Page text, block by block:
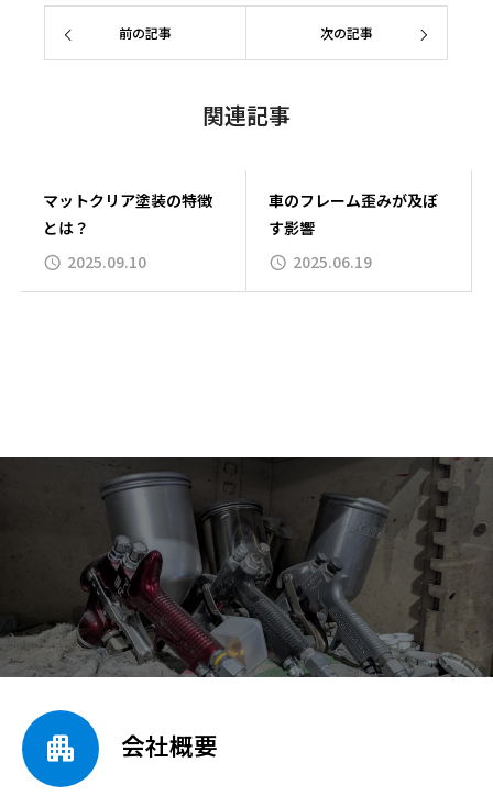
前の記事 次の記事
関連記事
マットクリア塗装の特徴
とは？
2025.09.10
車のフレーム歪みが及ぼ
す影響
2025.06.19
 会社概要